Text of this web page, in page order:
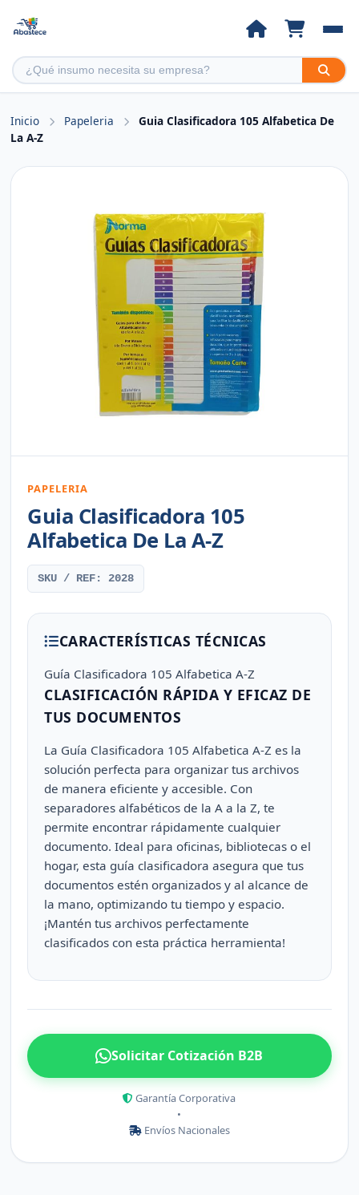
Inicio Papeleria
Guia Clasificadora 105 Alfabetica De
La A-Z
PAPELERIA
Guia Clasificadora 105
Alfabetica De La A-Z
SKU / REF: 2028
CARACTERÍSTICAS TÉCNICAS
Guía Clasificadora 105 Alfabetica A-Z
CLASIFICACIÓN RÁPIDA Y EFICAZ DE
TUS DOCUMENTOS
La Guía Clasificadora 105 Alfabetica A-Z es la
solución perfecta para organizar tus archivos
de manera eficiente y accesible. Con
separadores alfabéticos de la A a la Z, te
permite encontrar rápidamente cualquier
documento. Ideal para oficinas, bibliotecas o el
hogar, esta guía clasificadora asegura que tus
documentos estén organizados y al alcance de
la mano, optimizando tu tiempo y espacio.
¡Mantén tus archivos perfectamente
clasificados con esta práctica herramienta!
Solicitar Cotización B2B
Garantía Corporativa
•
Envíos Nacionales